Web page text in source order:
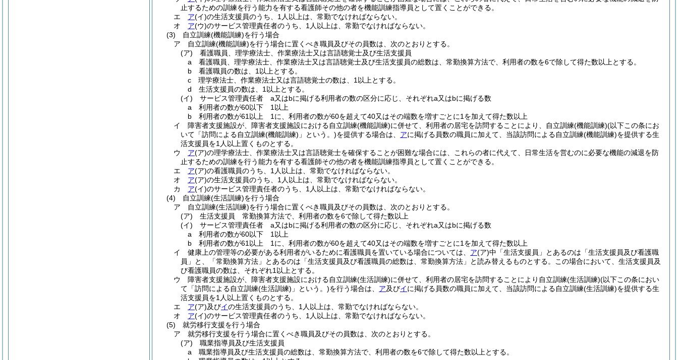
止するための訓練を行う能力を有する看護師その他の者を機能訓練指導員として置くことができる。
エ
ア(イ)の生活支援員のうち、1人以上は、常勤でなければならない。
オ
ア(ウ)のサービス管理責任者のうち、1人以上は、常勤でなければならない。
(3)
自立訓練(機能訓練)を行う場合
ア
自立訓練(機能訓練)を行う場合に置くべき職員及びその員数は、次のとおりとする。
(ア)
看護職員、理学療法士、作業療法士又は言語聴覚士及び生活支援員
a
看護職員、理学療法士、作業療法士又は言語聴覚士及び生活支援員の総数は、常勤換算方法で、利用者の数を6で除して得た数以上とする。
b
看護職員の数は、1以上とする。
c
理学療法士、作業療法士又は言語聴覚士の数は、1以上とする。
d
生活支援員の数は、1以上とする。
(イ)
サービス管理責任者 a又はbに掲げる利用者の数の区分に応じ、それぞれa又はbに掲げる数
a
利用者の数が60以下 1以上
b
利用者の数が61以上 1に、利用者の数が60を超えて40又はその端数を増すごとに1を加えて得た数以上
イ
障害者支援施設が、障害者支援施設における自立訓練(機能訓練)に併せて、利用者の居宅を訪問することにより、自立訓練(機能訓練)(以下この条にお
いて「訪問による自立訓練(機能訓練) 」という。)を提供する場合は、 アに掲げる員数の職員に加えて、当該訪問による自立訓練(機能訓練)を提供する生
活支援員を1人以上置くものとする。
ウ
ア(ア)の理学療法士、作業療法士又は言語聴覚士を確保することが困難な場合には、これらの者に代えて、日常生活を営むのに必要な機能の減退を防
止するための訓練を行う能力を有する看護師その他の者を機能訓練指導員として置くことができる。
エ
ア(ア)の看護職員のうち、1人以上は、常勤でなければならない。
オ
ア(ア)の生活支援員のうち、1人以上は、常勤でなければならない。
カ
ア(イ)のサービス管理責任者のうち、1人以上は、常勤でなければならない。
(4)
自立訓練(生活訓練)を行う場合
ア
自立訓練(生活訓練)を行う場合に置くべき職員及びその員数は、次のとおりとする。
(ア)
生活支援員 常勤換算方法で、利用者の数を6で除して得た数以上
(イ)
サービス管理責任者 a又はbに掲げる利用者の数の区分に応じ、それぞれa又はbに掲げる数
a
利用者の数が60以下 1以上
b
利用者の数が61以上 1に、利用者の数が60を超えて40又はその端数を増すごとに1を加えて得た数以上
イ
健康上の管理等の必要がある利用者がいるために看護職員を置いている場合については、 ア(ア)中「生活支援員」とあるのは「生活支援員及び看護職
員」と、「常勤換算方法」とあるのは「生活支援員及び看護職員の総数は、常勤換算方法」と読み替えるものとする。
この場合において、生活支援員及
び看護職員の数は、それぞれ1以上とする。
ウ
障害者支援施設が、障害者支援施設における自立訓練(生活訓練)に併せて、利用者の居宅を訪問することにより自立訓練(生活訓練)(以下この条におい
て「訪問による自立訓練(生活訓練) 」という。)を行う場合は、 ア及びイに掲げる員数の職員に加えて、当該訪問による自立訓練(生活訓練)を提供する生
活支援員を1人以上置くものとする。
エ
ア(ア)及びイの生活支援員のうち、1人以上は、常勤でなければならない。
オ
ア(イ)のサービス管理責任者のうち、1人以上は、常勤でなければならない。
(5)
就労移行支援を行う場合
ア
就労移行支援を行う場合に置くべき職員及びその員数は、次のとおりとする。
(ア)
職業指導員及び生活支援員
a
職業指導員及び生活支援員の総数は、常勤換算方法で、利用者の数を6で除して得た数以上とする。